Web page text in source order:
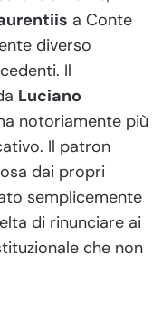
a Conte
diverso
Il
Luciano
notoriamente più
Il patron
dai propri
semplicemente
di rinunciare ai
che non